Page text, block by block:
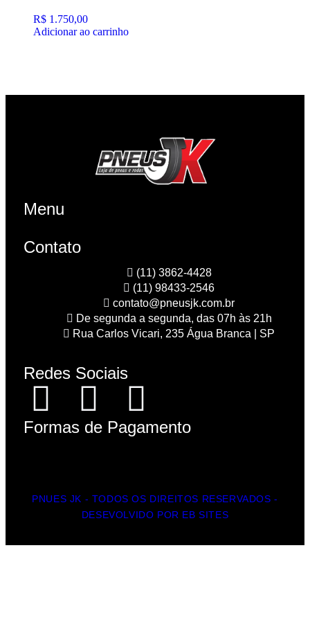
R$ 1.750,00
Adicionar ao carrinho
Menu
Contato
(11) 3862-4428
(11) 98433-2546
contato@pneusjk.com.br
De segunda a segunda, das 07h às 21h
Rua Carlos Vicari, 235 Água Branca | SP
Redes Sociais
Formas de Pagamento
PNUES JK - TODOS OS DIREITOS RESERVADOS -
DESEVOLVIDO POR EB SITES